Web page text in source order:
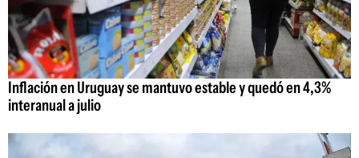
Inflación en Uruguay se mantuvo estable y quedó en 4,3%
interanual a julio